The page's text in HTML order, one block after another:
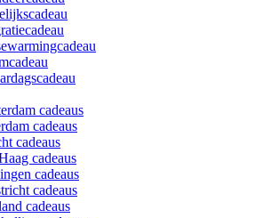
cadeaus
cadeaus
cadeaus
cadeaus
cadeaus
cadeaus
cadeaus